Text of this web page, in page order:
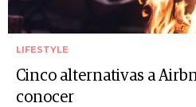
LIFESTYLE
Cinco alternativas a
conocer